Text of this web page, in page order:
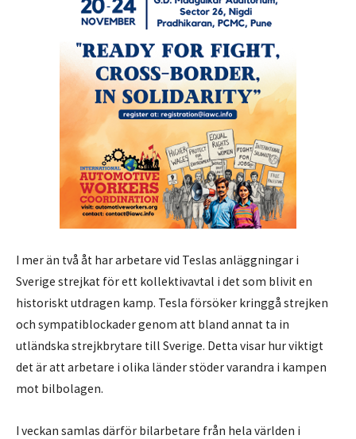
I mer än två åt har arbetare vid Teslas anläggningar i
Sverige strejkat för ett kollektivavtal i det som blivit en
historiskt utdragen kamp. Tesla försöker kringgå strejken
och sympatiblockader genom att bland annat ta in
utländska strejkbrytare till Sverige. Detta visar hur viktigt
det är att arbetare i olika länder stöder varandra i kampen
mot bilbolagen.
I veckan samlas därför bilarbetare från hela världen i